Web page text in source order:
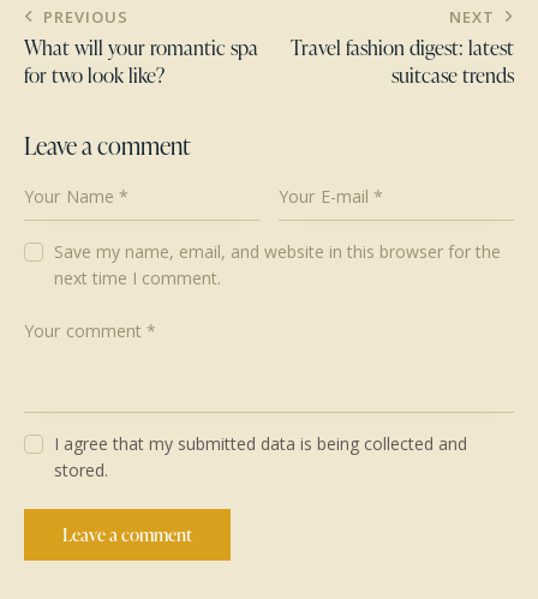
Post
navigation
PREVIOUS
What will your romantic spa
for two look like?
NEXT
Travel fashion digest: latest
suitcase trends
Leave a comment
Save my name, email, and website in this browser for the
next time I comment.
I agree that my submitted data is being collected and
stored.